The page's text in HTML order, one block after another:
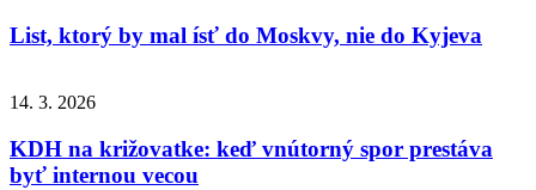
List, ktorý by mal ísť do Moskvy, nie do Kyjeva
14. 3. 2026
KDH na križovatke: keď vnútorný spor prestáva
byť internou vecou